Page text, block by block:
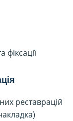
фіксації
реставрацій